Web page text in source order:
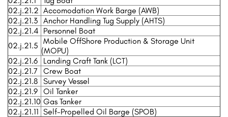
02.j.21.2 Accomodation Work Barge (AWB)
02.j.21.3 Anchor Handling Tug Supply (AHTS)
02.j.21.4 Personnel Boat
02.j.21.5 Mobile OffShore Production & Storage Unit
(MOPU)
02.j.21.6
Landing Craft Tank (LCT)
02.j.21.7 Crew Boat
02.j.21.8 Survey Vessel
02.j.21.9 Oil Tanker
02.j.21.10 Gas Tanker
02.j.21.11 Self-Propelled Oil Barge (SPOB)